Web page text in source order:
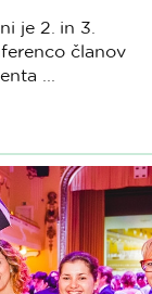
je 2. in 3.
članov
...